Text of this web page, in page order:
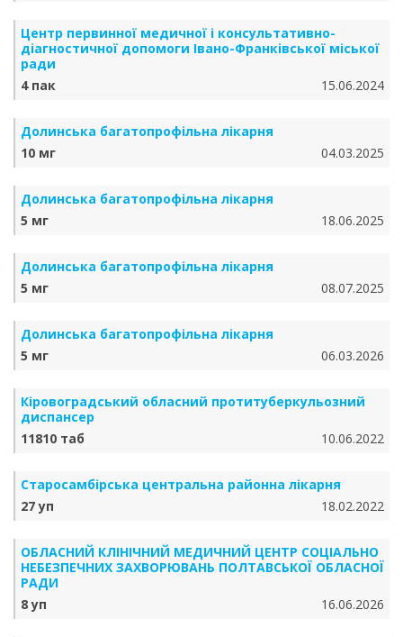
Центр первинної медичної і консультативно-
діагностичної допомоги Івано-Франківської міської
ради
4 пак
15.06.2024
Долинська багатопрофільна лікарня
10 мг
04.03.2025
Долинська багатопрофільна лікарня
5 мг
18.06.2025
Долинська багатопрофільна лікарня
5 мг
08.07.2025
Долинська багатопрофільна лікарня
5 мг
06.03.2026
Кіровоградський обласний протитуберкульозний
диспансер
11810 таб
10.06.2022
Старосамбірська центральна районна лікарня
27 уп
18.02.2022
ОБЛАСНИЙ КЛІНІЧНИЙ МЕДИЧНИЙ ЦЕНТР СОЦІАЛЬНО
НЕБЕЗПЕЧНИХ ЗАХВОРЮВАНЬ ПОЛТАВСЬКОЇ ОБЛАСНОЇ
РАДИ
8 уп
16.06.2026